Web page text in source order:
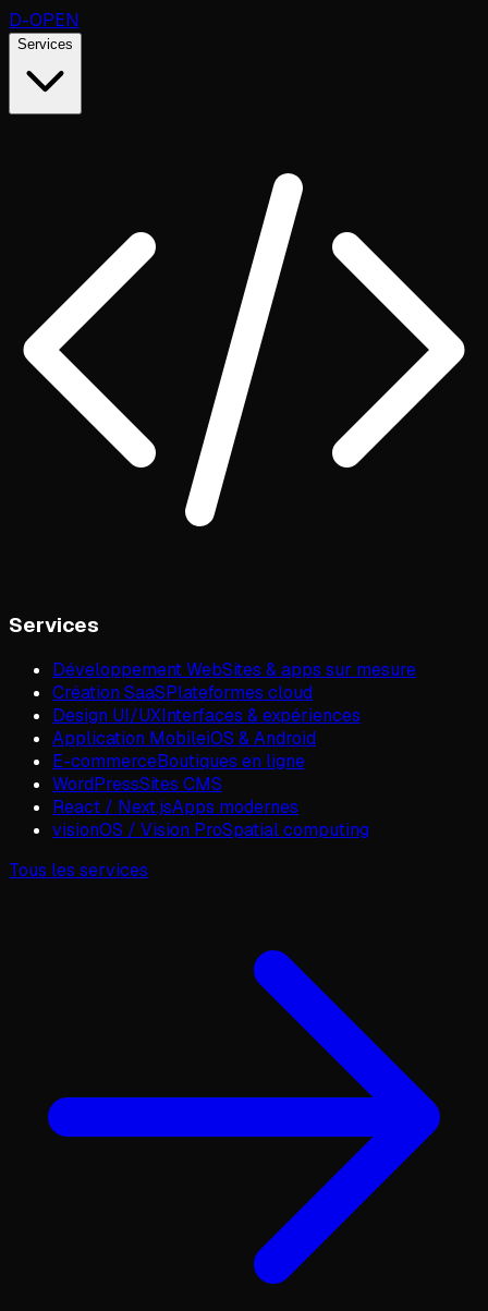
D-OPEN
Services
Services
Développement WebSites & apps sur mesure
Création SaaSPlateformes cloud
Design UI/UXInterfaces & expériences
Application MobileiOS & Android
E-commerceBoutiques en ligne
WordPressSites CMS
React / Next.jsApps modernes
visionOS / Vision ProSpatial computing
Tous les services